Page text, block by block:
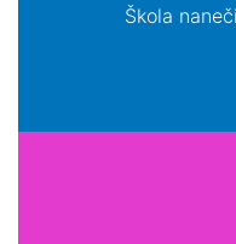
Škola